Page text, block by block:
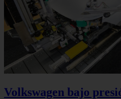
Volkswagen bajo